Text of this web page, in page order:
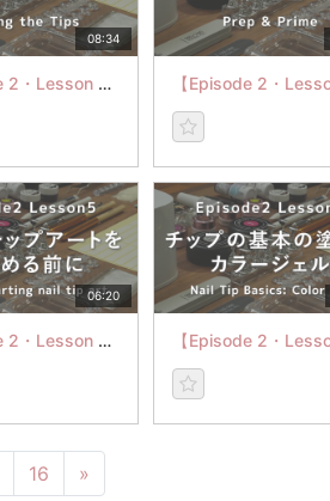
08:34
【Episode 2・Lesson 2】フィッティング
06:20
【Episode 2・Lesson 5】ネイルチップアートをはじめる前に
16 »